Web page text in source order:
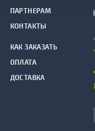
ПАРТНЕРАМ
КОНТАКТЫ
КАК ЗАКАЗАТЬ
ОПЛАТА
ДОСТАВКА